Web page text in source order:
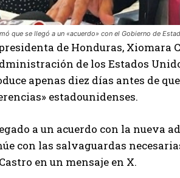
que se llegó a un «acuerdo» con el Gobierno de
de Honduras, Xiomara
de los Estados
apenas diez días antes de
estadounidenses.
a un acuerdo con la nueva
con las salvaguardas
en un mensaje en X.